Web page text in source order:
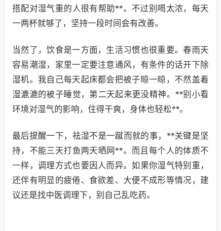
搭配对湿气重的人很有帮助**。不过别喝太浓，每天
一两杯就够了，坚持一段时间会有改善。
当然了，饮食是一方面，生活习惯也很重要。春雨天
容易潮湿，家里一定要注意通风，有条件的话开下除
湿机。我自己每天起床都会把被子晾一晾，不然盖着
湿漉漉的被子睡觉，第二天起来更没精神。**别小看
环境对湿气的影响，住得干爽，身体也轻松**。
最后提醒一下，祛湿不是一蹴而就的事，**关键是坚
持，不能三天打鱼两天晒网**。而且每个人的体质不
一样，调理方式也要因人而异。如果你湿气特别重，
还伴有明显的疲倦、食欲差、大便不成形等情况，建
议还是找中医调理下，别自己乱吃药。